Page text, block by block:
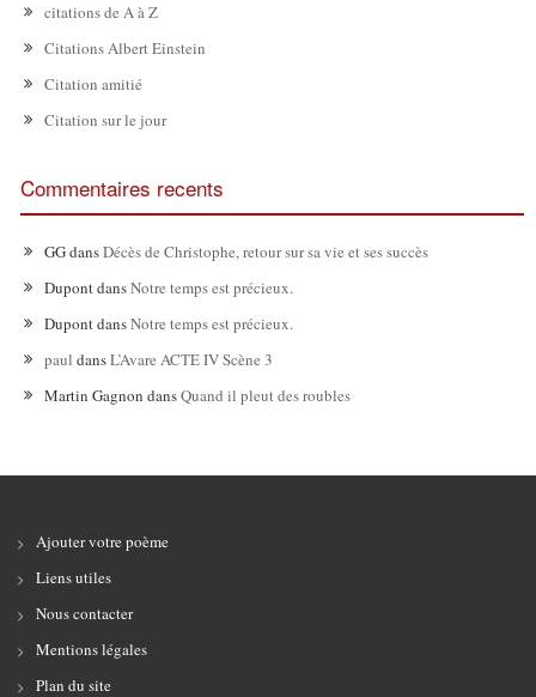
citations de A à Z
Citations Albert Einstein
Citation amitié
Citation sur le jour
Commentaires recents
GGdansDécès de Christophe, retour sur sa vie et ses succès
DupontdansNotre temps est précieux.
DupontdansNotre temps est précieux.
paul dansL’Avare ACTE IV Scène 3
Martin Gagnon dansQuand il pleut des roubles
Ajouter votre poème
Liens utiles
Nous contacter
Mentions légales
Plan du site